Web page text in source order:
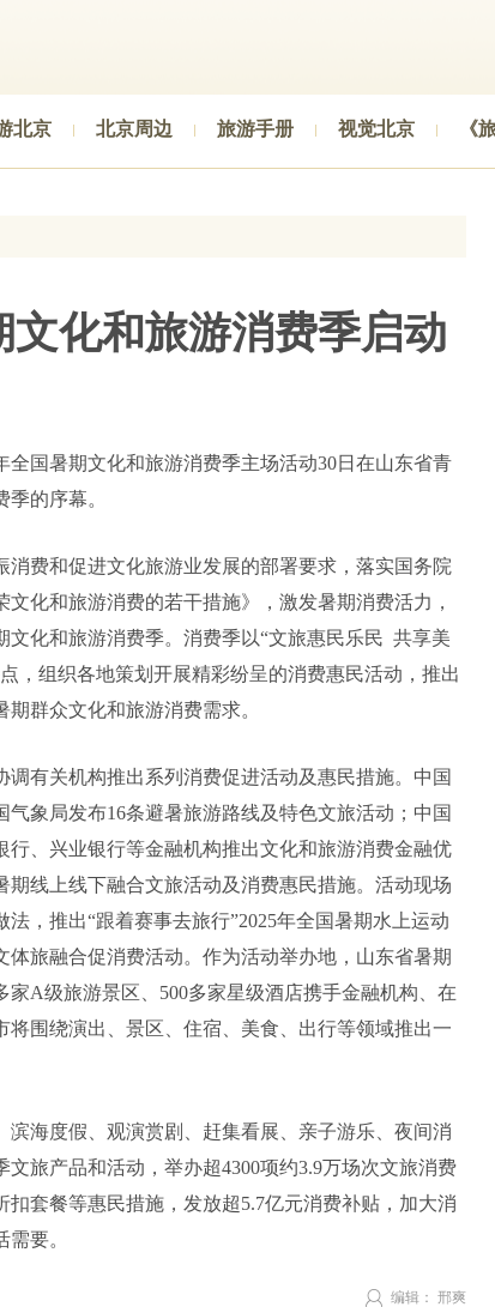
北京 北京周边 旅游手册 视觉北京 《
化和旅游消费季启动
全国暑期文化和旅游消费季主场活动30日在山东省青
的序幕。
费和促进文化旅游业发展的部署要求，落实国务院
化和旅游消费的若干措施》，激发暑期消费活力，
文化和旅游消费季。消费季以“文旅惠民乐民 共享美
，组织各地策划开展精彩纷呈的消费惠民活动，推出
群众文化和旅游消费需求。
有关机构推出系列消费促进活动及惠民措施。中国
象局发布16条避暑旅游路线及特色文旅活动；中国
、兴业银行等金融机构推出文化和旅游消费金融优
线上线下融合文旅活动及消费惠民措施。活动现场
，推出“跟着赛事去旅行”2025年全国暑期水上运动
旅融合促消费活动。作为活动举办地，山东省暑期
家A级旅游景区、500多家星级酒店携手金融机构、在
围绕演出、景区、住宿、美食、出行等领域推出一
海度假、观演赏剧、赶集看展、亲子游乐、夜间消
旅产品和活动，举办超4300项约3.9万场次文旅消费
套餐等惠民措施，发放超5.7亿元消费补贴，加大消
要。
编辑： 邢爽